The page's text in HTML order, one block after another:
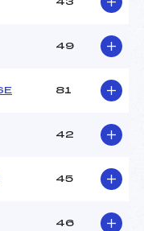
28
12H15
LUCAS (MB)
43
49
81
42
45
46